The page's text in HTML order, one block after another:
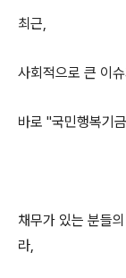
최근,
사회적으로 큰 이
바로 "국민행복기
채무가 있는 분들
라,